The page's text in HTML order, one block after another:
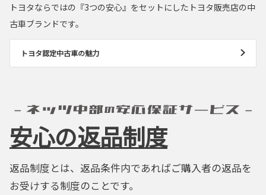
トヨタならではの『3つの安心』をセットにしたトヨタ販売店の中
古車ブランドです。
トヨタ認定中古車の魅力
安心の返品制度
返品制度とは、返品条件内であればご購入者の返品を
お受けする制度のことです。